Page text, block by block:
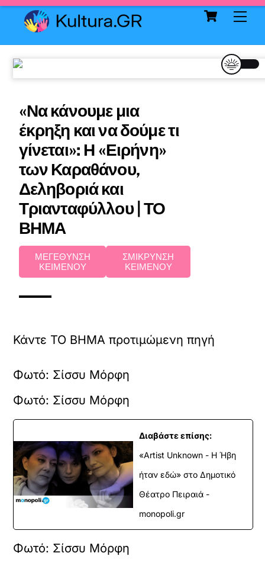
Skip
content
Cart
«Να κάνουμε μια
έκρηξη και να δούμε τι
γίνεται»: Η «Ειρήνη»
των Καραθάνου,
Δεληβοριά και
Τριανταφύλλου | ΤΟ
ΒΗΜΑ
ΜΕΓΕΘΥΝΣΗ
ΚΕΙΜΕΝΟΥ
ΣΜΙΚΡΥΝΣΗ
ΚΕΙΜΕΝΟΥ
Κάντε TO BHMA προτιμώμενη πηγή
Φωτό: Σίσσυ Μόρφη
Φωτό: Σίσσυ Μόρφη
Διαβάστε επίσης:
«Artist Unknown - Η Ήβη
ήταν εδώ» στο Δημοτικό
Θέατρο Πειραιά -
monopoli.gr
Φωτό: Σίσσυ Μόρφη